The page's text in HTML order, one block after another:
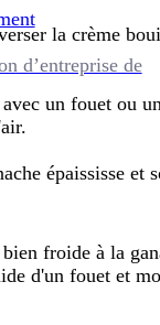
d’entreprise de
la crème
un fouet ou
épaississe et
froide à la
d'un fouet et